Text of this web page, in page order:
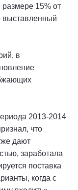
15% от
выставленный
в
2013-2014
что
дают
заработала
поставка
когда с